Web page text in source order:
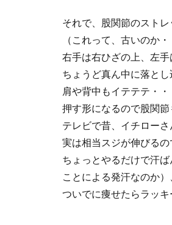
それで、股関節のスト
（これって、古いのか
右手は右ひざの上、左
ちょうど真ん中に落とし
肩や背中もイテテテ・
押す形になるので股関節
テレビで昔、イチロー
実は相当スジが伸びるの
ちょっとやるだけで汗
ことによる発汗なのか
ついでに痩せたらラッキ